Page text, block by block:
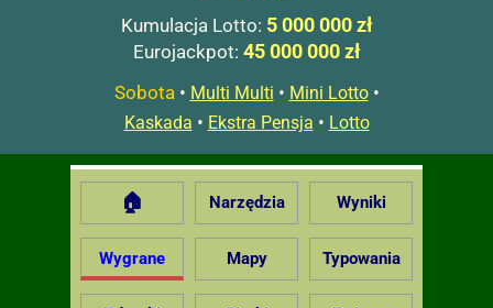
Kumulacja Lotto: 5 000 000 zł
Eurojackpot: 45 000 000 zł
Sobota• Multi Multi • Mini Lotto•
Kaskada • Ekstra Pensja • Lotto
🏠 Narzędzia Wyniki
Wygrane Mapy Typowania